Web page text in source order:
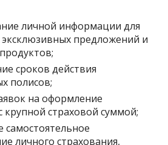
личной информации для
эксклюзивных предложений и
сроков действия
полисов;
на оформление
крупной страховой суммой;
личного страхования,